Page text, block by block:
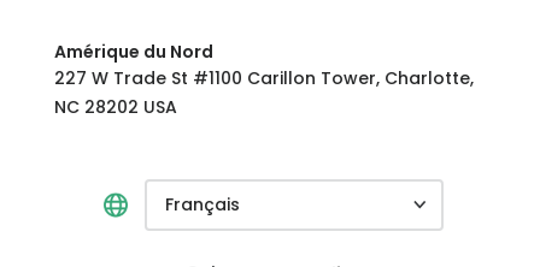
Amérique du Nord
227 W Trade St #1100 Carillon Tower, Charlotte,
NC 28202 USA
Français